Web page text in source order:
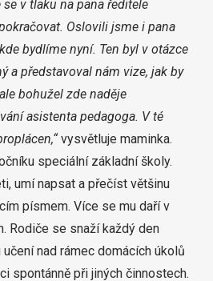
v tlaku na pana ředitele
Oslovili jsme i pana
bydlíme nyní. Ten byl v otázce
a představoval nám vize, jak by
bohužel zde naděje
asistenta pedagoga. V té
vysvětluje maminka.
speciální základní školy.
umí napsat a přečíst většinu
písmem. Více se mu daří v
Rodiče se snaží každý den
nad rámec domácích úkolů
spontánně při jiných činnostech.